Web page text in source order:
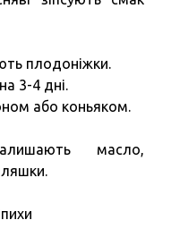
плодоніжки.
3-4 дні.
або коньяком.
масло,